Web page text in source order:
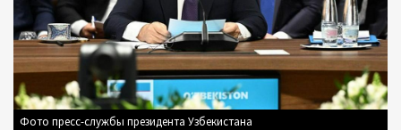
Фото пресс-службы президента Узбекистана